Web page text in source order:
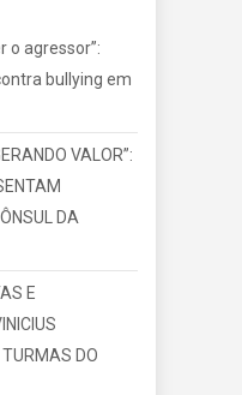
agressor”:
bullying em
VALOR”:
DA
E